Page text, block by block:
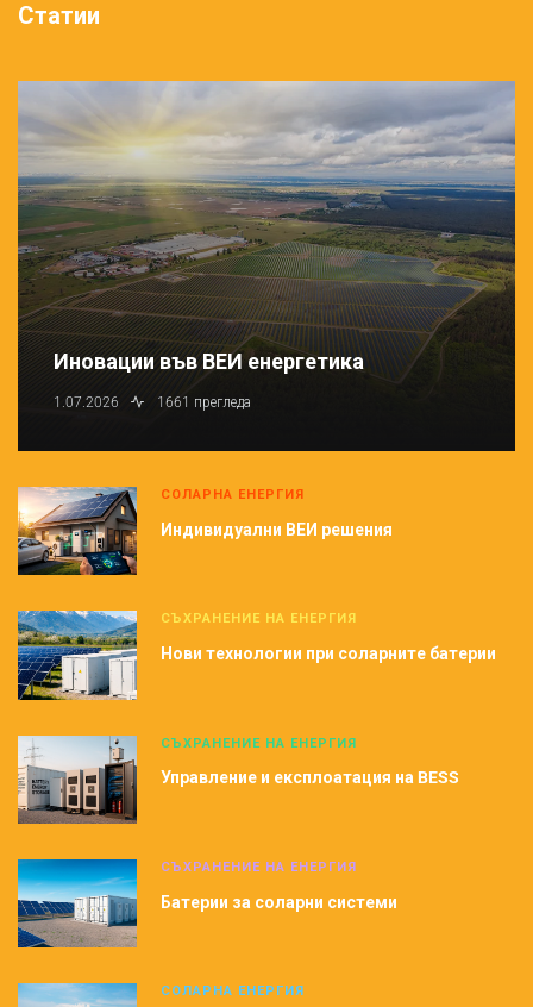
Статии
Иновации във ВЕИ енергетика
1.07.2026 1661 прегледа
СОЛАРНА ЕНЕРГИЯ
Индивидуални ВЕИ решения
СЪХРАНЕНИЕ НА ЕНЕРГИЯ
Нови технологии при соларните батерии
СЪХРАНЕНИЕ НА ЕНЕРГИЯ
Управление и експлоатация на BESS
СЪХРАНЕНИЕ НА ЕНЕРГИЯ
Батерии за соларни системи
СОЛАРНА ЕНЕРГИЯ